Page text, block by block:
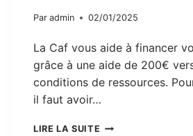
Par admin 02/01/2025
La Caf vous aide à financer
grâce à une aide de 200€
conditions de ressources.
il faut avoir…
LIRE LA SUITE CAF